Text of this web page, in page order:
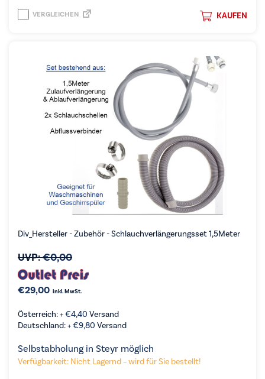
KAUFEN
VERGLEICHEN
Div_Hersteller - Zubehör - Schlauchverlängerungsset 1,5Meter
UVP:€0,00
€29,00 inkl. MwSt.
Österreich: +€4,40 Versand
Deutschland: +€9,80 Versand
Selbstabholung in Steyr möglich
Verfügbarkeit: Nicht Lagernd – wird für Sie bestellt!